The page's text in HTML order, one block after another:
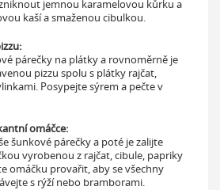
jemnou karamelovou kůrku a
kaší a smaženou cibulkou.
párečky na plátky a rovnoměrně je
pizzu spolu s plátky rajčat,
Posypejte sýrem a pečte v
omáčce:
šunkové párečky a poté je zalijte
vyrobenou z rajčat, cibule, papriky
omáčku provařit, aby se všechny
s rýží nebo bramborami.